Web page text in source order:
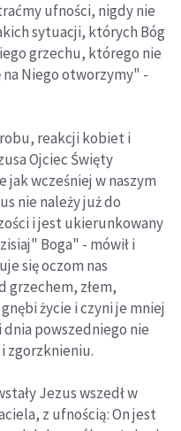
ufności, nigdy nie
sytuacji, których Bóg
grzechu, którego nie
na Niego otworzymy" -
reakcji kobiet i
Ojciec Święty
jak wcześniej w naszym
nie należy już do
i jest ukierunkowany
Boga" - mówił i
się oczom nas
grzechem, złem,
życie i czyni je mniej
powszedniego nie
zgorzknieniu.
Jezus wszedł w
z ufnością: On jest